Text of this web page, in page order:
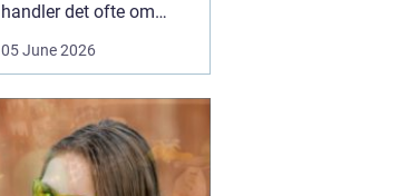
handler det ofte om
du kan føle dig tryg, blive
taget alvorligt og få
grundig behandling ...
05 June 2026